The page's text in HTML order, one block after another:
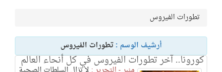
تطورات الفيروس
أرشيف الوسم :تطورات الفيروس
كورونا.. آخر تطورات الفيروس في كل أنحاء العالم